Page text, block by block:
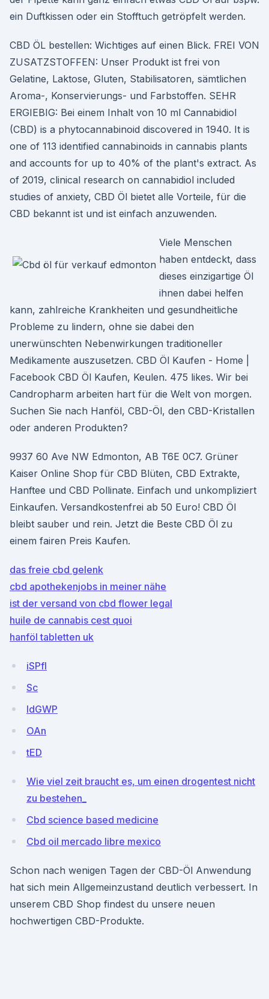
ein Duftkissen oder ein Stofftuch getröpfelt werden.
CBD ÖL bestellen: Wichtiges auf einen Blick. FREI VON
ZUSATZSTOFFEN: Unser Produkt ist frei von
Gelatine, Laktose, Gluten, Stabilisatoren, sämtlichen
Aroma-, Konservierungs- und Farbstoffen. SEHR
ERGIEBIG: Bei einem Inhalt von 10 ml Cannabidiol
(CBD) is a phytocannabinoid discovered in 1940. It is
one of 113 identified cannabinoids in cannabis plants
and accounts for up to 40% of the plant's extract. As
of 2019, clinical research on cannabidiol included
studies of anxiety, CBD Öl bietet alle Vorteile, für die
CBD bekannt ist und ist einfach anzuwenden.
Viele Menschen
haben entdeckt, dass
dieses einzigartige Öl
ihnen dabei helfen
kann, zahlreiche Krankheiten und gesundheitliche
Probleme zu lindern, ohne sie dabei den
unerwünschten Nebenwirkungen traditioneller
Medikamente auszusetzen. CBD Öl Kaufen - Home |
Facebook CBD Öl Kaufen, Keulen. 475 likes. Wir bei
Candropharm arbeiten hart für die Welt von morgen.
Suchen Sie nach Hanföl, CBD-Öl, den CBD-Kristallen
oder anderen Produkten?
9937 60 Ave NW Edmonton, AB T6E 0C7. Grüner
Kaiser Online Shop für CBD Blüten, CBD Extrakte,
Hanftee und CBD Pollinate. Einfach und unkompliziert
Einkaufen. Versandkostenfrei ab 50 Euro! CBD Öl
bleibt sauber und rein. Jetzt die Beste CBD Öl zu
einem fairen Preis Kaufen.
das freie cbd gelenk
cbd apothekenjobs in meiner nähe
ist der versand von cbd flower legal
huile de cannabis cest quoi
hanföl tabletten uk
iSPfl
Sc
ldGWP
OAn
tED
Wie viel zeit braucht es, um einen drogentest nicht
zu bestehen_
Cbd science based medicine
Cbd oil mercado libre mexico
Schon nach wenigen Tagen der CBD-Öl Anwendung
hat sich mein Allgemeinzustand deutlich verbessert. In
unserem CBD Shop findest du unsere neuen
hochwertigen CBD-Produkte.